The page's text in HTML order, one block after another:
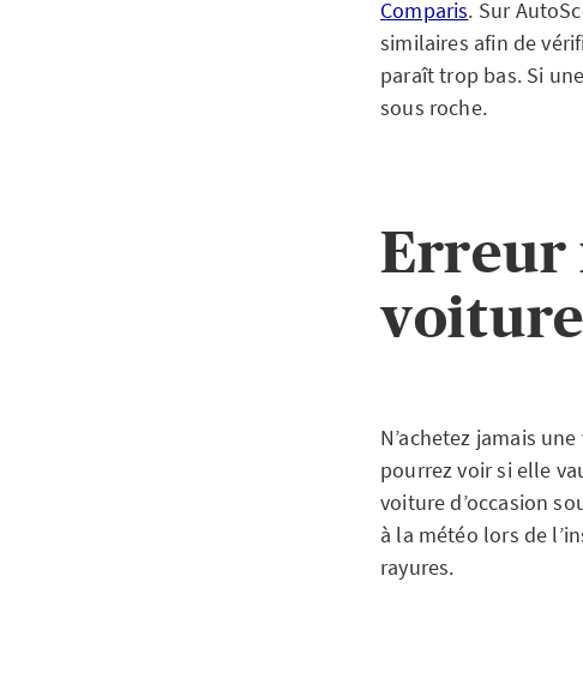
Comparis. Sur
similaires afin de
paraît trop bas. Si
sous roche.
Erreur
N’achetez jamais
pourrez voir si elle
voiture d’occasion
à la météo lors de
rayures.